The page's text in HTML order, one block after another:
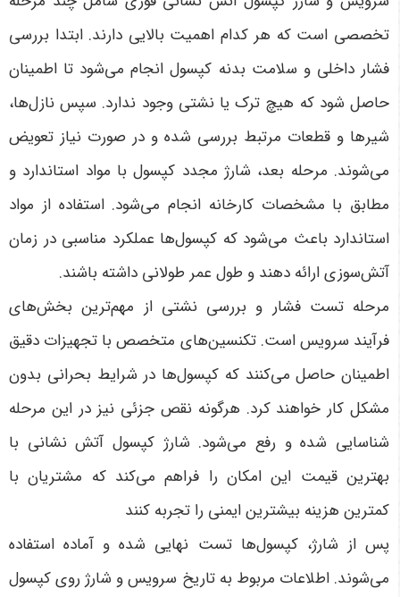
تخصصی است که هر کدام اهمیت بالایی دارند. ابتدا بررسی
فشار داخلی و سلامت بدنه کپسول انجام می‌شود تا اطمینان
حاصل شود که هیچ ترک یا نشتی وجود ندارد. سپس نازل‌ها،
شیرها و قطعات مرتبط بررسی شده و در صورت نیاز تعویض
می‌شوند. مرحله بعد، شارژ مجدد کپسول با مواد استاندارد و
مطابق با مشخصات کارخانه انجام می‌شود. استفاده از مواد
استاندارد باعث می‌شود که کپسول‌ها عملکرد مناسبی در زمان
آتش‌سوزی ارائه دهند و طول عمر طولانی داشته باشند.
مرحله تست فشار و بررسی نشتی از مهم‌ترین بخش‌های
فرآیند سرویس است. تکنسین‌های متخصص با تجهیزات دقیق
اطمینان حاصل می‌کنند که کپسول‌ها در شرایط بحرانی بدون
مشکل کار خواهند کرد. هرگونه نقص جزئی نیز در این مرحله
شناسایی شده و رفع می‌شود. شارژ کپسول آتش نشانی با
بهترین قیمت این امکان را فراهم می‌کند که مشتریان با
کمترین هزینه بیشترین ایمنی را تجربه کنند
پس از شارژ، کپسول‌ها تست نهایی شده و آماده استفاده
می‌شوند. اطلاعات مربوط به تاریخ سرویس و شارژ روی کپسول